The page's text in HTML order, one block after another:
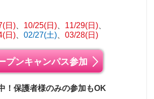
日) 10/25(日)
11/29(日)
日) 02/27(土) 03/28(日)
プンキャンパス参加
！保護者様のみの参加もOK